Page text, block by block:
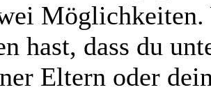
hast, dass du
Eltern oder